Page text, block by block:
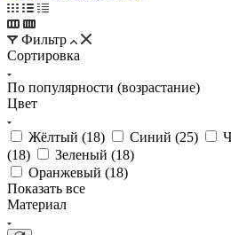
Фильтр
Сортировка
По популярности (возрастание)
Цвет
Жёлтый (18) Синий (25)
(18) Зеленый (18)
Оранжевый (18)
Показать все
Материал